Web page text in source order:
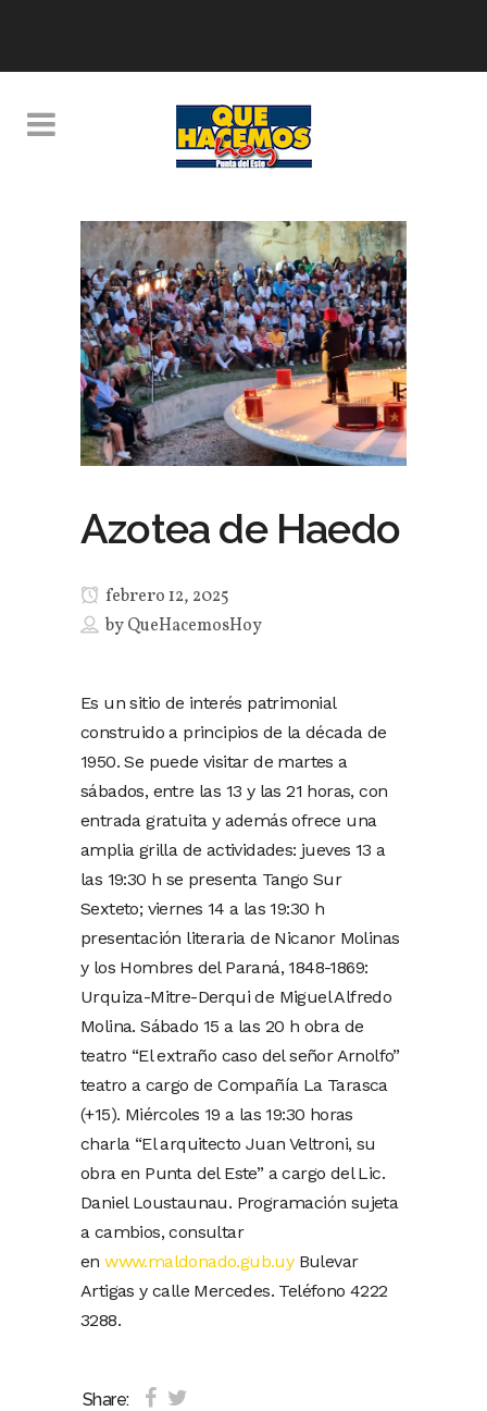
Azotea de Haedo
febrero 12, 2025
byQueHacemosHoy
Es un sitio de interés patrimonial
construido a principios de la década de
1950. Se puede visitar de martes a
sábados, entre las 13 y las 21 horas, con
entrada gratuita y además ofrece una
amplia grilla de actividades: jueves 13 a
las 19:30 h se presenta Tango Sur
Sexteto; viernes 14 a las 19:30 h
presentación literaria de Nicanor Molinas
y los Hombres del Paraná, 1848-1869:
Urquiza-Mitre-Derqui de Miguel Alfredo
Molina. Sábado 15 a las 20 h obra de
teatro “El extraño caso del señor Arnolfo”
teatro a cargo de Compañía La Tarasca
(+15). Miércoles 19 a las 19:30 horas
charla “El arquitecto Juan Veltroni, su
obra en Punta del Este” a cargo del Lic.
Daniel Loustaunau. Programación sujeta
a cambios, consultar
enwww.maldonado.gub.uyBulevar
Artigas y calle Mercedes. Teléfono 4222
3288.
Share: